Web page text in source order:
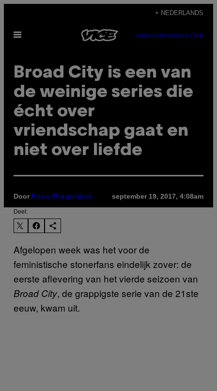
de
+ NEDERLANDS
Open
SUBSCRIBENEWSLETTER
Broad City is een van
de weinige series die
écht over
vriendschap gaat en
niet over liefde
Door Roos Wiegerinck september 19, 2017, 4:08am
Deel:
Afgelopen week was het voor de
feministische stonerfans eindelijk zover: de
eerste aflevering van het vierde seizoen van
Broad City, de grappigste serie van de 21ste
eeuw, kwam uit.